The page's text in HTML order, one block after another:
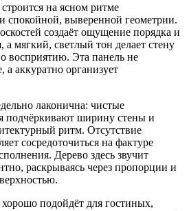
на ясном ритме
спокойной, выверенной геометрии.
создаёт ощущение порядка и
а мягкий, светлый тон делает стену
восприятию. Эта панель не
а аккуратно организует
лаконична: чистые
подчёркивают ширину стены и
ритм. Отсутствие
сосредоточиться на фактуре
Дерево здесь звучит
раскрываясь через пропорции и
подойдёт для гостиных,